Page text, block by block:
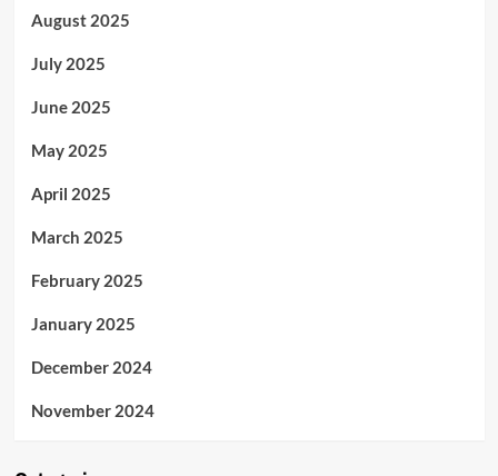
August 2025
July 2025
June 2025
May 2025
April 2025
March 2025
February 2025
January 2025
December 2024
November 2024